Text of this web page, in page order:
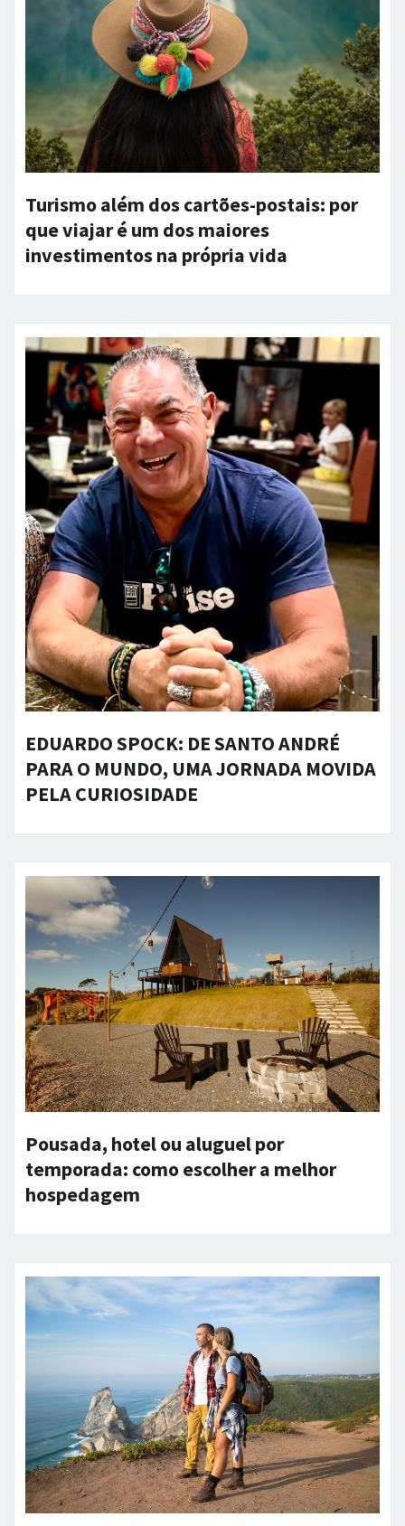
Turismo além dos cartões-postais: por
que viajar é um dos maiores
investimentos na própria vida
EDUARDO SPOCK: DE SANTO ANDRÉ
PARA O MUNDO, UMA JORNADA MOVIDA
PELA CURIOSIDADE
Pousada, hotel ou aluguel por
temporada: como escolher a melhor
hospedagem